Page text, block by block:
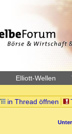
Elliott-Wellen
in Thread öffnen